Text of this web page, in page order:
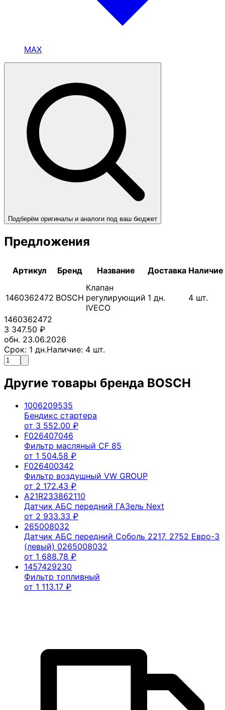
MAX
Подберём оригиналы и аналоги под ваш бюджет
Предложения
Артикул Бренд Название Доставка Наличие
1460362472 BOSCH
Клапан
регулирующий
IVECO
1 дн. 4 шт.
1460362472
3 347.50 ₽
обн. 23.06.2026
Срок: 1 дн.Наличие: 4 шт.
Другие товары бренда BOSCH
1006209535
Бендикс стартера
от 3 552.00 ₽
F026407046
Фильтр масляный CF 85
от 1 504.58 ₽
F026400342
Фильтр воздушный VW GROUP
от 2 172.43 ₽
A21R233862110
Датчик АБС передний ГАЗель Next
от 2 933.33 ₽
265008032
Датчик АБС передний Соболь 2217, 2752 Евро-3
(левый) 0265008032
от 1 688.78 ₽
1457429230
Фильтр топливный
от 1 113.17 ₽